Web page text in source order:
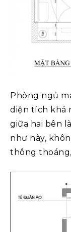
Phòng ngủ
diện tích khá
giữa hai bên
như này,
thông